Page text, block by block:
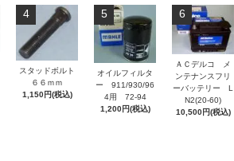
4
スタッドボルト
６６ｍｍ
1,150円(税込)
5
オイルフィルタ
ー 911/930/96
4用 72-94
1,200円(税込)
6
ＡＣデルコ メ
ンテナンスフリ
ーバッテリー L
N2(20-60)
10,500円(税込)